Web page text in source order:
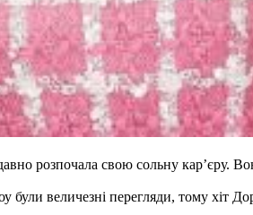
розпочала свою сольну кар’єру.
величезні перегляди, тому хіт